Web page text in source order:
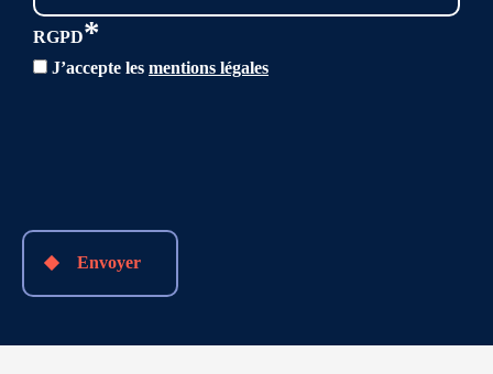
RGPD*
J’accepte les mentions légales
Envoyer